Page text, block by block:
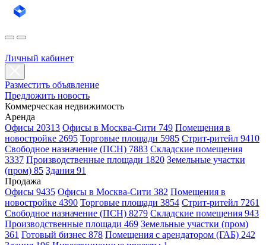
Личный кабинет
Разместить объявление
Предложить новость
Коммерческая недвижимость
Аренда
Офисы 20313 Офисы в Москва-Сити 749 Помещения в
новостройке 2695 Торговые площади 5985 Стрит-ритейл 9410
Свободное назначение (ПСН) 7883 Складские помещения
3337 Производственные площади 1820 Земельные участки
(пром) 85 Здания 91
Продажа
Офисы 9435 Офисы в Москва-Сити 382 Помещения в
новостройке 4390 Торговые площади 3854 Стрит-ритейл 7261
Свободное назначение (ПСН) 8279 Складские помещения 943
Производственные площади 469 Земельные участки (пром)
361 Готовый бизнес 878 Помещения с арендатором (ГАБ) 242